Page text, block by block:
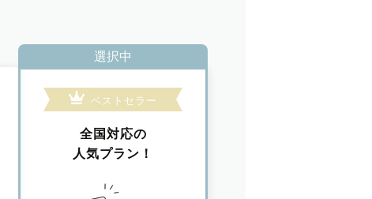
選択中
ベストセラー
全国対応の
人気プラン！